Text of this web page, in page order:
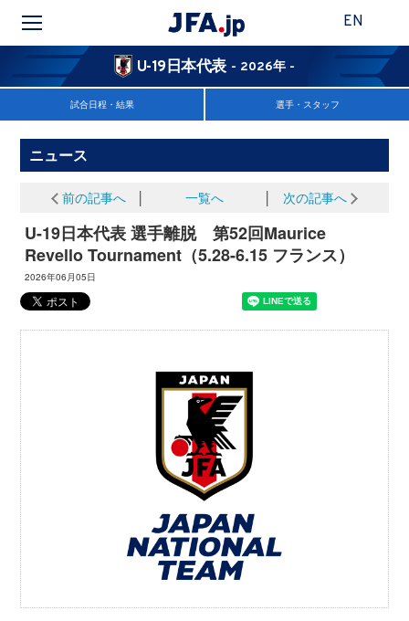
EN
U-19日本代表 - 2026年 -
試合日程・結果 選手・スタッフ
ニュース
前の記事へ 一覧へ 次の記事へ
U-19日本代表 選手離脱 第52回Maurice
Revello Tournament（5.28-6.15 フランス）
2026年06月05日